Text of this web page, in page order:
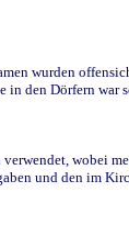
wurden
in den Dörfern
wobei
und den im